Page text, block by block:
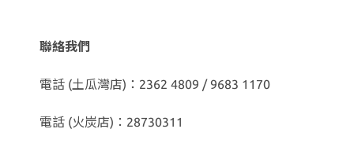
聯絡我們
電話 (土瓜灣店)：2362 4809 / 9683 1170
電話 (火炭店)：28730311